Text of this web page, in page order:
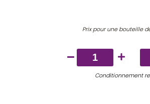
Prix pour une bouteille
quantité
de
ChâteauConditionnement